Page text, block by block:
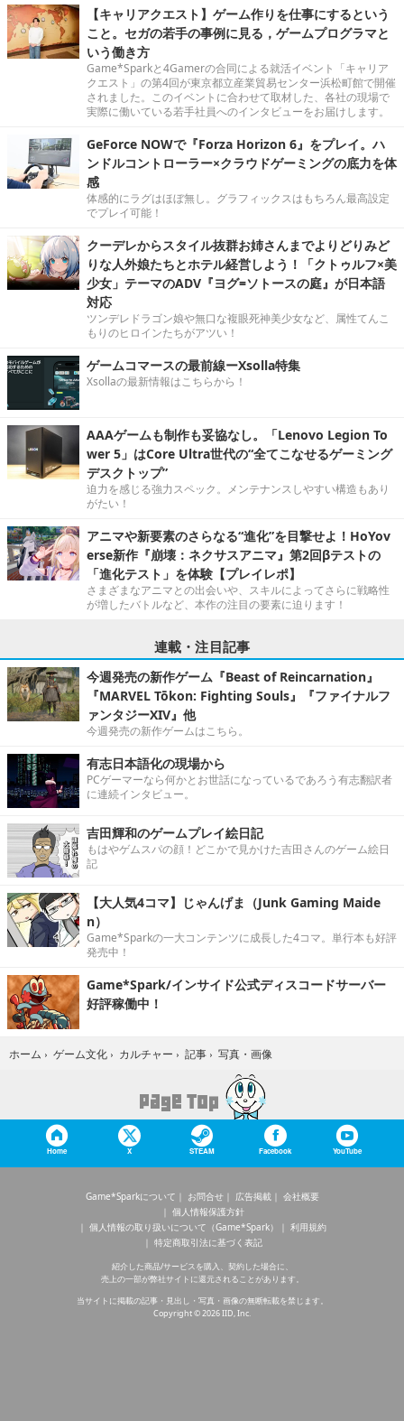
【キャリアクエスト】ゲーム作りを仕事にするという
こと。セガの若手の事例に見る，ゲームプログラマと
いう働き方
Game*Sparkと4Gamerの合同による就活イベント「キャリア
クエスト」の第4回が東京都立産業貿易センター浜松町館で開催
されました。このイベントに合わせて取材した、各社の現場で
実際に働いている若手社員へのインタビューをお届けします。
GeForce NOWで『Forza Horizon 6』をプレイ。ハ
ンドルコントローラー×クラウドゲーミングの底力を体
感
体感的にラグはほぼ無し。グラフィックスはもちろん最高設定
でプレイ可能！
クーデレからスタイル抜群お姉さんまでよりどりみど
りな人外娘たちとホテル経営しよう！「クトゥルフ×美
少女」テーマのADV『ヨグ=ソトースの庭』が日本語
対応
ツンデレドラゴン娘や無口な複眼死神美少女など、属性てんこ
もりのヒロインたちがアツい！
ゲームコマースの最前線ーXsolla特集
Xsollaの最新情報はこちらから！
AAAゲームも制作も妥協なし。「Lenovo Legion To
wer 5」はCore Ultra世代の“全てこなせるゲーミング
デスクトップ”
迫力を感じる強力スペック。メンテナンスしやすい構造もあり
がたい！
アニマや新要素のさらなる“進化”を目撃せよ！HoYov
erse新作『崩壊：ネクサスアニマ』第2回βテストの
「進化テスト」を体験【プレイレポ】
さまざまなアニマとの出会いや、スキルによってさらに戦略性
が増したバトルなど、本作の注目の要素に迫ります！
連載・注目記事
今週発売の新作ゲーム『Beast of Reincarnation』
『MARVEL Tōkon: Fighting Souls』『ファイナルフ
ァンタジーXIV』他
今週発売の新作ゲームはこちら。
有志日本語化の現場から
PCゲーマーなら何かとお世話になっているであろう有志翻訳者
に連続インタビュー。
吉田輝和のゲームプレイ絵日記
もはやゲムスパの顔！どこかで見かけた吉田さんのゲーム絵日
記
【大人気4コマ】じゃんげま（Junk Gaming Maide
n）
Game*Sparkの一大コンテンツに成長した4コマ。単行本も好評
発売中！
Game*Spark/インサイド公式ディスコードサーバー
好評稼働中！
ホーム › ゲーム文化 › カルチャー › 記事 › 写真・画像
Home X STEAM Facebook YouTube
Game*Sparkについて お問合せ 広告掲載
会社概要
個人情報保護方針
個人情報の取り扱いについて（Game*Spark）
利用規約
特定商取引法に基づく表記
紹介した商品/サービスを購入、契約した場合に、
売上の一部が弊社サイトに還元されることがあります。
当サイトに掲載の記事・見出し・写真・画像の無断転載を禁じます。
Copyright © 2026 IID, Inc.